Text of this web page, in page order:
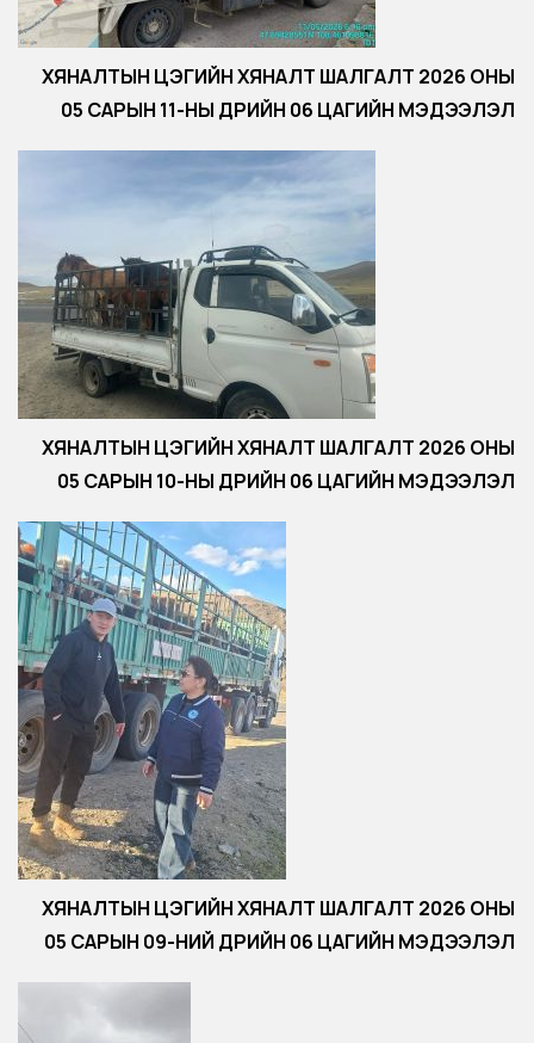
ХЯНАЛТЫН ЦЭГИЙН ХЯНАЛТ ШАЛГАЛТ 2026 ОНЫ
05 САРЫН 11-НЫ ӨДРИЙН 06 ЦАГИЙН МЭДЭЭЛЭЛ
ХЯНАЛТЫН ЦЭГИЙН ХЯНАЛТ ШАЛГАЛТ 2026 ОНЫ
05 САРЫН 10-НЫ ӨДРИЙН 06 ЦАГИЙН МЭДЭЭЛЭЛ
ХЯНАЛТЫН ЦЭГИЙН ХЯНАЛТ ШАЛГАЛТ 2026 ОНЫ
05 САРЫН 09-НИЙ ӨДРИЙН 06 ЦАГИЙН МЭДЭЭЛЭЛ